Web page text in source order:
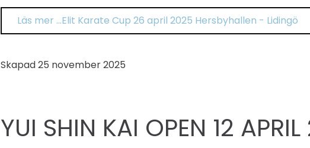
Läs mer …Elit Karate Cup 26 april 2025 Hersbyhallen - Lidingö
Skapad25 november 2025
YUI SHIN KAI OPEN 12